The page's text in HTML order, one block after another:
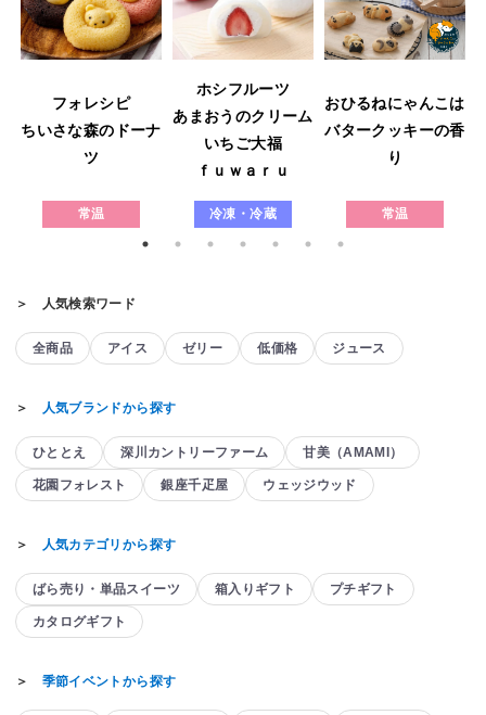
フォレシピ
ちいさな森のドーナ
ツ
常温
ホシフルーツ
あまおうのクリーム
いちご大福
ｆｕｗａｒｕ
冷凍・冷蔵
おひるねにゃんこは
バタークッキーの香
り
常温
＞ 人気検索ワード
全商品 アイス ゼリー 低価格 ジュース
＞ 人気ブランドから探す
ひととえ 深川カントリーファーム 甘美（AMAMI）
花園フォレスト 銀座千疋屋 ウェッジウッド
＞ 人気カテゴリから探す
ばら売り・単品スイーツ 箱入りギフト プチギフト
カタログギフト
＞ 季節イベントから探す